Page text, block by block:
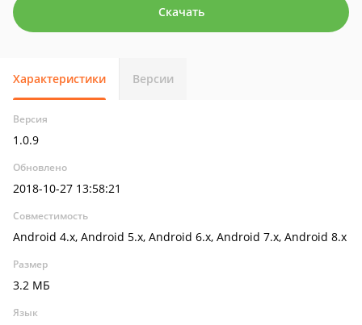
Скачать
Характеристики Версии
Версия
1.0.9
Обновлено
2018-10-27 13:58:21
Совместимость
Android 4.x, Android 5.x, Android 6.x, Android 7.x, Android 8.x
Размер
3.2 МБ
Язык